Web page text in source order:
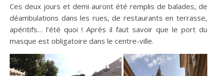
Ces deux jours et demi auront été remplis de balades, de
déambulations dans les rues, de restaurants en terrasse,
apéritifs… l’été quoi ! Après il faut savoir que le port du
masque est obligatoire dans le centre-ville.